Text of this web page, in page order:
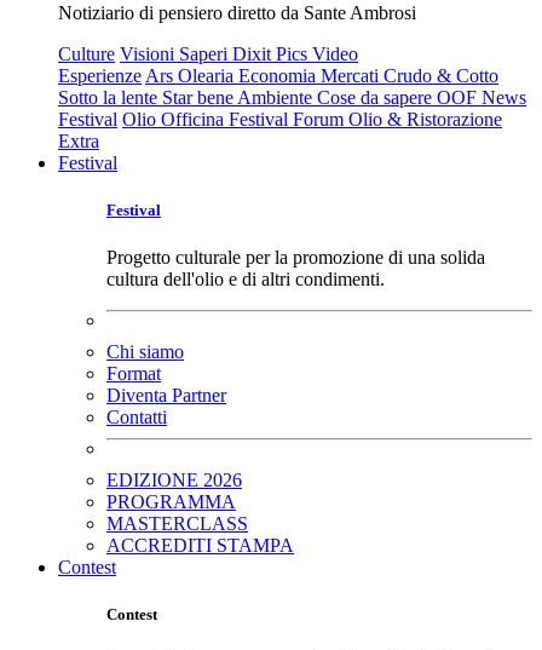
Notiziario di pensiero diretto da Sante Ambrosi
Culture Visioni Saperi Dixit Pics Video
Esperienze Ars Olearia Economia Mercati Crudo & Cotto
Sotto la lente Star bene Ambiente Cose da sapere OOF News
Festival Olio Officina Festival Forum Olio & Ristorazione
Extra
Festival
Festival
Progetto culturale per la promozione di una solida
cultura dell'olio e di altri condimenti.
Chi siamo
Format
Diventa Partner
Contatti
EDIZIONE 2026
PROGRAMMA
MASTERCLASS
ACCREDITI STAMPA
Contest
Contest